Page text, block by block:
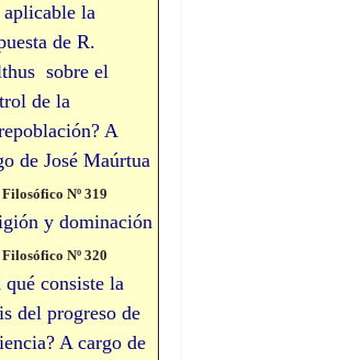
aplicable la
de R.
sobre el
de la
A
de José Maúrtua
Nº 319
y dominación
Nº 320
qué consiste la
del progreso de
A cargo de